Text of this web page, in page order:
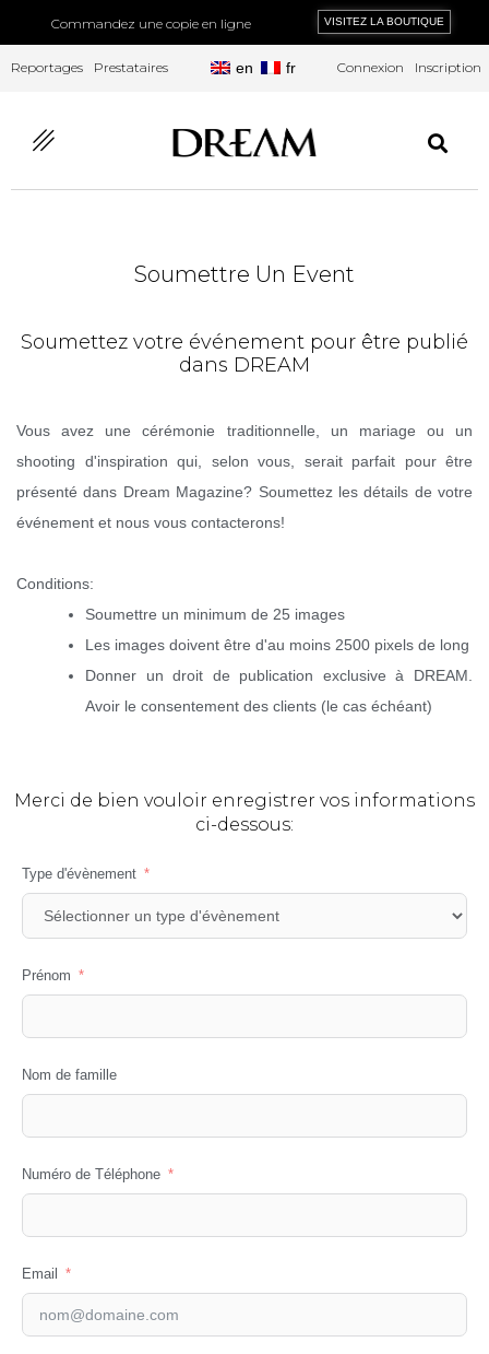
Commandez une copie en ligne VISITEZ LA BOUTIQUE
Reportages Prestataires en fr Connexion Inscription
Soumettre Un Event
Soumettez votre événement pour être publié
dans DREAM
Vous avez une cérémonie traditionnelle, un mariage ou un
shooting d'inspiration qui, selon vous, serait parfait pour être
présenté dans Dream Magazine? Soumettez les détails de votre
événement et nous vous contacterons!
Conditions:
Soumettre un minimum de 25 images
Les images doivent être d'au moins 2500 pixels de long
Donner un droit de publication exclusive à DREAM.
Avoir le consentement des clients (le cas échéant)
Merci de bien vouloir enregistrer vos informations
ci-dessous:
Type d'évènement
Prénom
Nom de famille
Numéro de Téléphone
Email